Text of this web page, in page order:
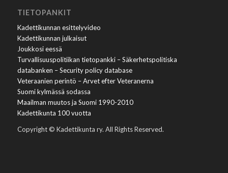
TIETOPANKIT
Kadettikunnan esittelyvideo
Kadettikunnan julkaisut
Joukkosi eessä
Turvallisuuspolitiikan tietopankki – Säkerhetspolitiska
databanken – Security policy database
Veteraanien perintö – Arvet efter Veteranerna
Suomi kylmässä sodassa
Maailman muutos ja Suomi 1990-2010
Kadettikunta 100 vuotta
Copyright © Kadettikunta ry. All Rights Reserved.